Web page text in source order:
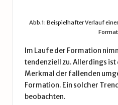
Abb.1: Beispielhafter Verlauf
Im Laufe der Formation
tendenziell zu. Allerdings
Merkmal der fallenden
Formation. Ein solcher
beobachten.